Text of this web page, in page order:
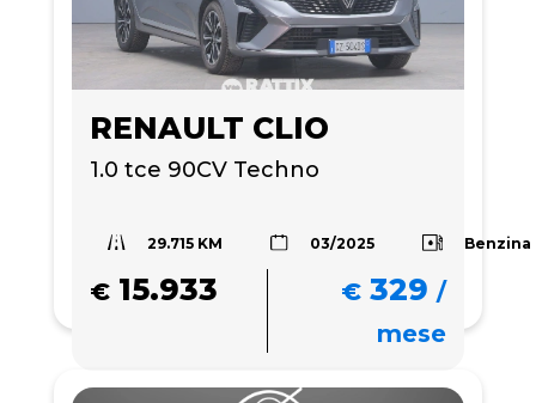
RENAULT CLIO
1.0 tce 90CV Techno
29.715 KM 03/2025 Benzina
€ 15.933 € 329 /
mese